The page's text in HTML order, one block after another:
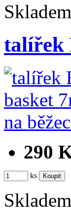
Skladem
talířek
290
ks
Skladem